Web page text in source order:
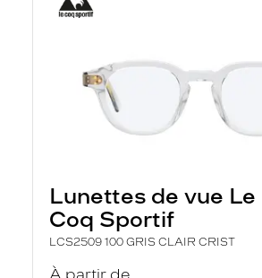
Lunettes de vue Le
Coq Sportif
LCS2509 100 GRIS CLAIR CRIST
À partir de